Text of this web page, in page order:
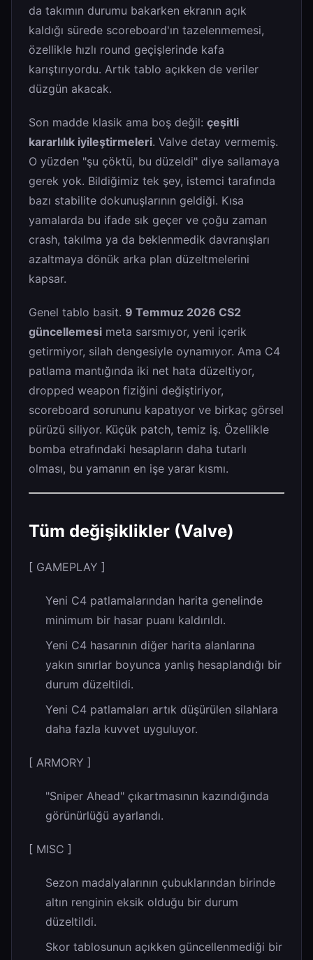
da takımın durumu bakarken ekranın açık
kaldığı sürede scoreboard'ın tazelenmemesi,
özellikle hızlı round geçişlerinde kafa
karıştırıyordu. Artık tablo açıkken de veriler
düzgün akacak.
Son madde klasik ama boş değil: çeşitli
kararlılık iyileştirmeleri. Valve detay vermemiş.
O yüzden "şu çöktü, bu düzeldi" diye sallamaya
gerek yok. Bildiğimiz tek şey, istemci tarafında
bazı stabilite dokunuşlarının geldiği. Kısa
yamalarda bu ifade sık geçer ve çoğu zaman
crash, takılma ya da beklenmedik davranışları
azaltmaya dönük arka plan düzeltmelerini
kapsar.
Genel tablo basit. 9 Temmuz 2026 CS2
güncellemesi meta sarsmıyor, yeni içerik
getirmiyor, silah dengesiyle oynamıyor. Ama C4
patlama mantığında iki net hata düzeltiyor,
dropped weapon fiziğini değiştiriyor,
scoreboard sorununu kapatıyor ve birkaç görsel
pürüzü siliyor. Küçük patch, temiz iş. Özellikle
bomba etrafındaki hesapların daha tutarlı
olması, bu yamanın en işe yarar kısmı.
Tüm değişiklikler (Valve)
[ GAMEPLAY ]
Yeni C4 patlamalarından harita genelinde
minimum bir hasar puanı kaldırıldı.
Yeni C4 hasarının diğer harita alanlarına
yakın sınırlar boyunca yanlış hesaplandığı bir
durum düzeltildi.
Yeni C4 patlamaları artık düşürülen silahlara
daha fazla kuvvet uyguluyor.
[ ARMORY ]
"Sniper Ahead" çıkartmasının kazındığında
görünürlüğü ayarlandı.
[ MISC ]
Sezon madalyalarının çubuklarından birinde
altın renginin eksik olduğu bir durum
düzeltildi.
Skor tablosunun açıkken güncellenmediği bir